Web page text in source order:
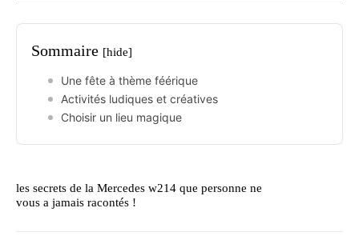
Sommaire [hide]
Une fête à thème féérique
Activités ludiques et créatives
Choisir un lieu magique
les secrets de la Mercedes w214 que personne ne
vous a jamais racontés !